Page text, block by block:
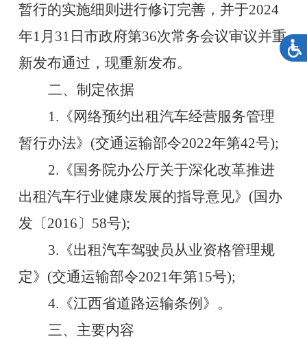
暂行的实施细则进行修订完善 ，并于2024
年1月31日市政府第36次常务会议审议并重
新发布通过，现重新发布。
二、制定依据
1.《网络预约出租汽车经营服务管理
暂行办法》(交通运输部令2022年第42号);
2.《国务院办公厅关于深化改革推进
出租汽车行业健康发展的指导意见》(国办
发〔2016〕58号);
3.《出租汽车驾驶员从业资格管理规
定》(交通运输部令2021年第15号);
4.《江西省道路运输条例》。
三、主要内容